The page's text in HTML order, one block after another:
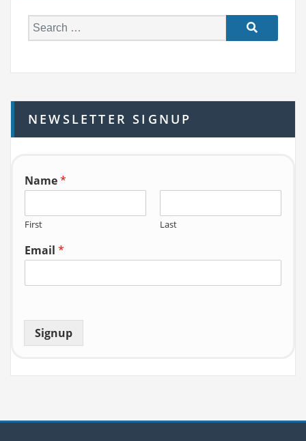
e
h
f
o
NEWSLETTER SIGNUP
Name*
First Last
Email *
Signup